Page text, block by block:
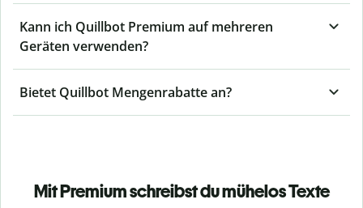
Kann ich Quillbot Premium auf mehreren
Geräten verwenden?
Bietet Quillbot Mengenrabatte an?
Mit Premium schreibst du mühelos Texte